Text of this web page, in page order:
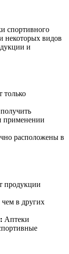
спортивного
некоторых видов
и
только
применении
расположены в
продукции
в других
Аптеки